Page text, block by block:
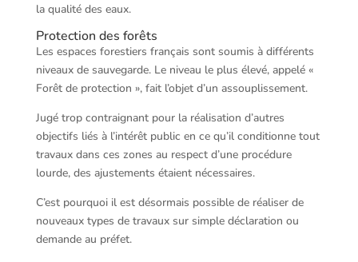
la qualité des eaux.
Protection des forêts
Les espaces forestiers français sont soumis à différents
niveaux de sauvegarde. Le niveau le plus élevé, appelé «
Forêt de protection », fait l’objet d’un assouplissement.
Jugé trop contraignant pour la réalisation d’autres
objectifs liés à l’intérêt public en ce qu’il conditionne tout
travaux dans ces zones au respect d’une procédure
lourde, des ajustements étaient nécessaires.
C’est pourquoi il est désormais possible de réaliser de
nouveaux types de travaux sur simple déclaration ou
demande au préfet.